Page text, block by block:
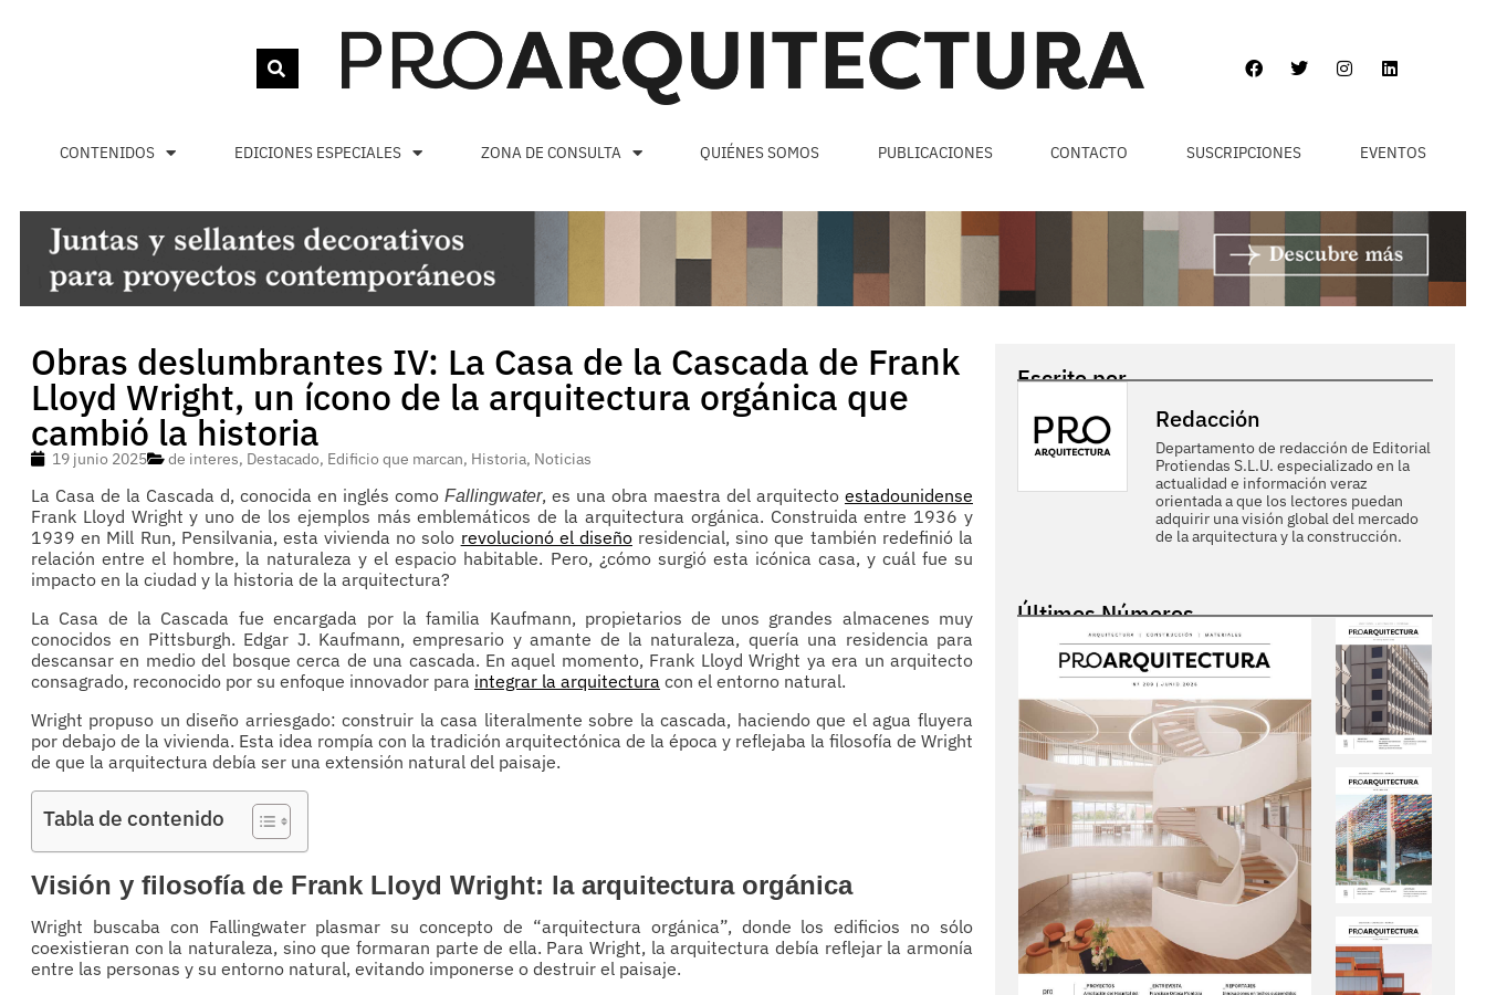
CONTENIDOS EDICIONES ESPECIALES ZONA DE CONSULTA QUIÉNES SOMOS PUBLICACIONES CONTACTO SUSCRIPCIONES EVENTOS
Obras deslumbrantes IV: La Casa de la Cascada de Frank
Lloyd Wright, un ícono de la arquitectura orgánica que
cambió la historia
19 junio 2025 de interes, Destacado, Edificio que marcan, Historia, Noticias
La Casa de la Cascada d, conocida en inglés como Fallingwater, es una obra maestra del arquitecto estadounidense
Frank Lloyd Wright y uno de los ejemplos más emblemáticos de la arquitectura orgánica. Construida entre 1936 y
1939 en Mill Run, Pensilvania, esta vivienda no solo revolucionó el diseñoresidencial, sino que también redefinió la
relación entre el hombre, la naturaleza y el espacio habitable. Pero, ¿cómo surgió esta icónica casa, y cuál fue su
impacto en la ciudad y la historia de la arquitectura?
La Casa de la Cascada fue encargada por la familia Kaufmann, propietarios de unos grandes almacenes muy
conocidos en Pittsburgh. Edgar J. Kaufmann, empresario y amante de la naturaleza, quería una residencia para
descansar en medio del bosque cerca de una cascada. En aquel momento, Frank Lloyd Wright ya era un arquitecto
consagrado, reconocido por su enfoque innovador para integrar la arquitectura con el entorno natural.
Wright propuso un diseño arriesgado: construir la casa literalmente sobre la cascada, haciendo que el agua fluyera
por debajo de la vivienda. Esta idea rompía con la tradición arquitectónica de la época y reflejaba la filosofía de Wright
de que la arquitectura debía ser una extensión natural del paisaje.
Tabla de contenido
Visión y filosofía de Frank Lloyd Wright: la arquitectura orgánica
Wright buscaba con Fallingwater plasmar su concepto de “arquitectura orgánica”, donde los edificios no sólo
coexistieran con la naturaleza, sino que formaran parte de ella. Para Wright, la arquitectura debía reflejar la armonía
entre las personas y su entorno natural, evitando imponerse o destruir el paisaje.
Escrito por
Redacción
Departamento de redacción de Editorial
Protiendas S.L.U. especializado en la
actualidad e información veraz
orientada a que los lectores puedan
adquirir una visión global del mercado
de la arquitectura y la construcción.
Últimos Números